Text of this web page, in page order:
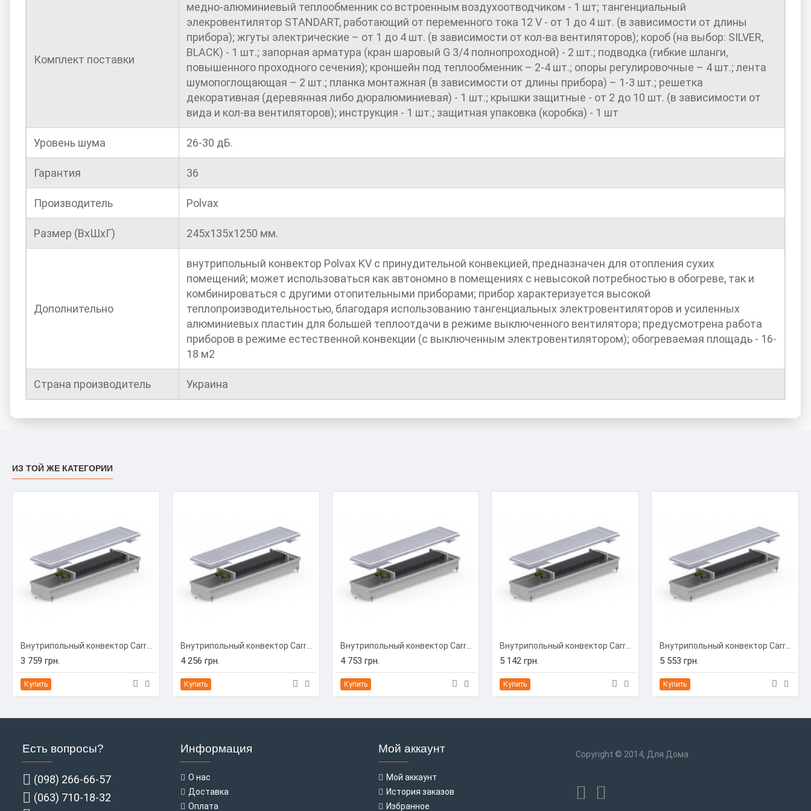
Комплект поставки
медно-алюминиевый теплообменник со встроенным воздухоотводчиком - 1 шт; тангенциальный
элекровентилятор STANDART, работающий от переменного тока 12 V - от 1 до 4 шт. (в зависимости от длины
прибора); жгуты электрические – от 1 до 4 шт. (в зависимости от кол-ва вентиляторов); короб (на выбор: SILVER,
BLACK) - 1 шт.; запорная арматура (кран шаровый G 3/4 полнопроходной) - 2 шт.; подводка (гибкие шланги,
повышенного проходного сечения); кроншейн под теплообменник – 2-4 шт.; опоры регулировочные – 4 шт.; лента
шумопоглощающая – 2 шт.; планка монтажная (в зависимости от длины прибора) – 1-3 шт.; решетка
декоративная (деревянная либо дюралюминиевая) - 1 шт.; крышки защитные - от 2 до 10 шт. (в зависимости от
вида и кол-ва вентиляторов); инструкция - 1 шт.; защитная упаковка (коробка) - 1 шт
Уровень шума 26-30 дБ.
Гарантия 36
Производитель Polvax
Размер (ВхШхГ) 245х135х1250 мм.
Дополнительно
внутрипольный конвектор Polvax KV с принудительной конвекцией, предназначен для отопления сухих
помещений; может использоваться как автономно в помещениях с невысокой потребностью в обогреве, так и
комбинироваться с другими отопительными приборами; прибор характеризуется высокой
теплопроизводительностью, благодаря использованию тангенциальных электровентиляторов и усиленных
алюминиевых пластин для большей теплоотдачи в режиме выключенного вентилятора; предусмотрена работа
приборов в режиме естественной конвекции (с выключенным электровентилятором); обогреваемая площадь - 16-
18 м2
Страна производитель Украина
ИЗ ТОЙ ЖЕ КАТЕГОРИИ
3 759 грн.
Купить
Внутрипольный конвектор Carrera C-Hydro 230/1250/90 (C-H2312509)
4 256 грн.
Купить
Внутрипольный конвектор Carrera C-Hydro 230/1500/90 (C-H2315009)
4 753 грн.
Купить
5 142 грн.
Купить
5 553 грн.
Купить
Есть вопросы?
(098) 266-66-57
(063) 710-18-32
Информация
О нас
Доставка
Оплата
Мой аккаунт
Мой аккаунт
История заказов
Избранное
Copyright © 2014, Для Дома